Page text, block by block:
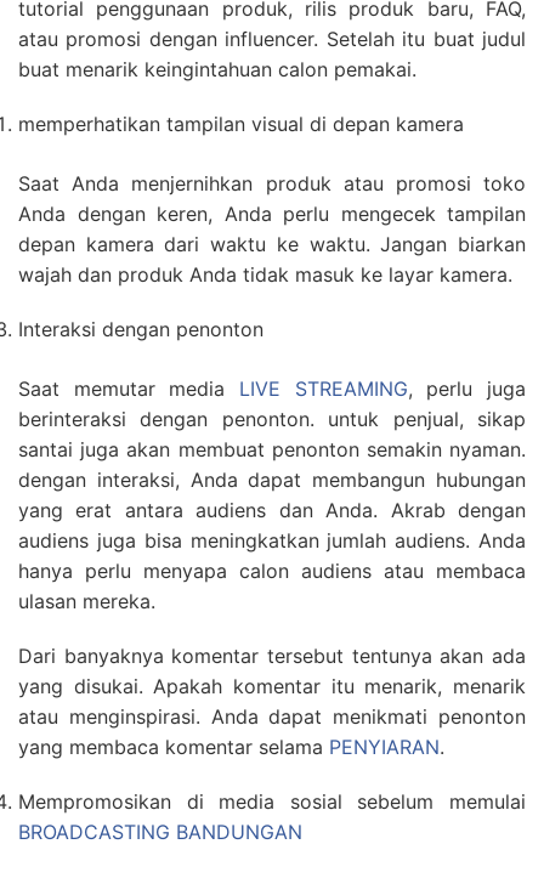
tutorial penggunaan produk, rilis produk baru, FAQ,
atau promosi dengan influencer. Setelah itu buat judul
buat menarik keingintahuan calon pemakai.
memperhatikan tampilan visual di depan kamera
Saat Anda menjernihkan produk atau promosi toko
Anda dengan keren, Anda perlu mengecek tampilan
depan kamera dari waktu ke waktu. Jangan biarkan
wajah dan produk Anda tidak masuk ke layar kamera.
Interaksi dengan penonton
Saat memutar media LIVE STREAMING, perlu juga
berinteraksi dengan penonton. untuk penjual, sikap
santai juga akan membuat penonton semakin nyaman.
dengan interaksi, Anda dapat membangun hubungan
yang erat antara audiens dan Anda. Akrab dengan
audiens juga bisa meningkatkan jumlah audiens. Anda
hanya perlu menyapa calon audiens atau membaca
ulasan mereka.
Dari banyaknya komentar tersebut tentunya akan ada
yang disukai. Apakah komentar itu menarik, menarik
atau menginspirasi. Anda dapat menikmati penonton
yang membaca komentar selama PENYIARAN.
Mempromosikan di media sosial sebelum memulai
BROADCASTING BANDUNGAN